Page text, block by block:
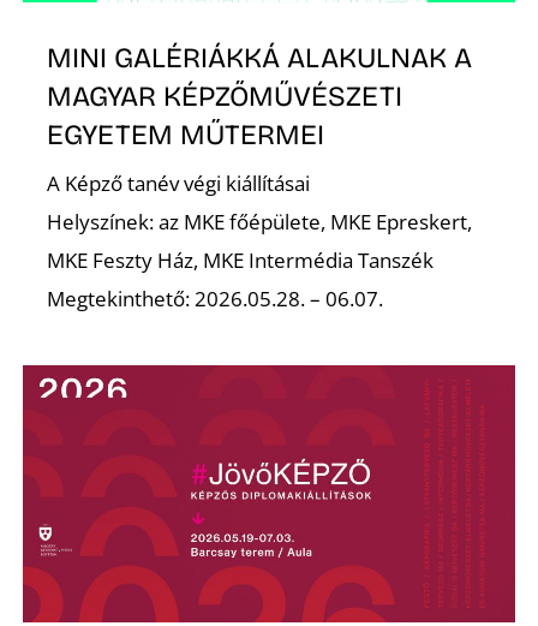
MINI GALÉRIÁKKÁ ALAKULNAK A
MAGYAR KÉPZŐMŰVÉSZETI
EGYETEM MŰTERMEI
A Képző tanév végi kiállításai
Helyszínek: az MKE főépülete, MKE Epreskert,
MKE Feszty Ház, MKE Intermédia Tanszék
Megtekinthető: 2026.05.28. – 06.07.